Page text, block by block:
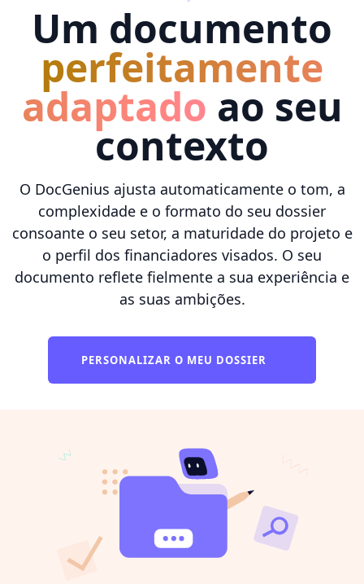
Um documento
perfeitamente
adaptado ao seu
contexto
O DocGenius ajusta automaticamente o tom, a
complexidade e o formato do seu dossier
consoante o seu setor, a maturidade do projeto e
o perfil dos financiadores visados. O seu
documento reflete fielmente a sua experiência e
as suas ambições.
PERSONALIZAR O MEU DOSSIER